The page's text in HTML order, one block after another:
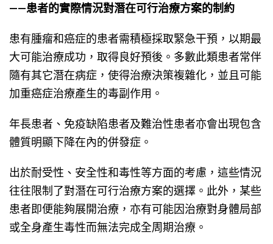
——患者的實際情況對潛在可行治療方案的制約
患有腫瘤和癌症的患者需積極採取緊急干預，以期最
大可能治療成功，取得良好預後。多數此類患者常伴
隨有其它潛在病症，使得治療決策複雜化，並且可能
加重癌症治療產生的毒副作用。
年長患者、免疫缺陷患者及難治性患者亦會出現包含
體質明顯下降在內的併發症。
出於耐受性、安全性和毒性等方面的考慮，這些情況
往往限制了對潛在可行治療方案的選擇。此外，某些
患者即便能夠展開治療，亦有可能因治療對身體局部
或全身產生毒性而無法完成全周期治療。